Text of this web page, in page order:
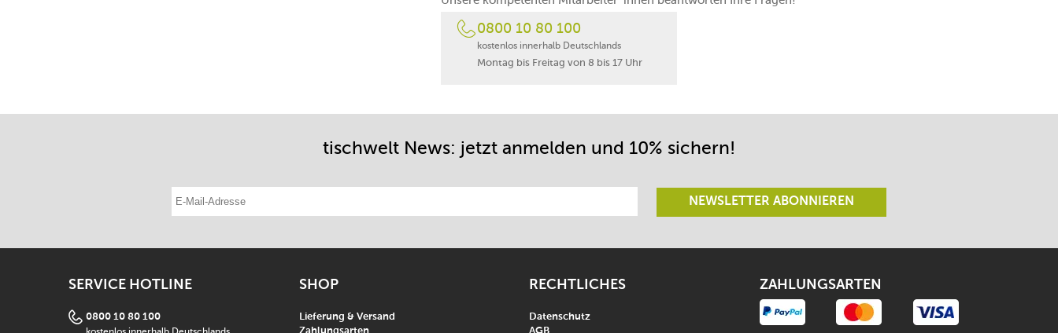
0800 10 80 100
kostenlos innerhalb Deutschlands
Montag bis Freitag von 8 bis 17 Uhr
tischwelt News: jetzt anmelden und 10% sichern!
E-Mail-Adresse eintragen
NEWSLETTER ABONNIEREN
SERVICE HOTLINE
0800 10 80 100
SHOP
Lieferung & Versand
RECHTLICHES
Datenschutz
ZAHLUNGSARTEN